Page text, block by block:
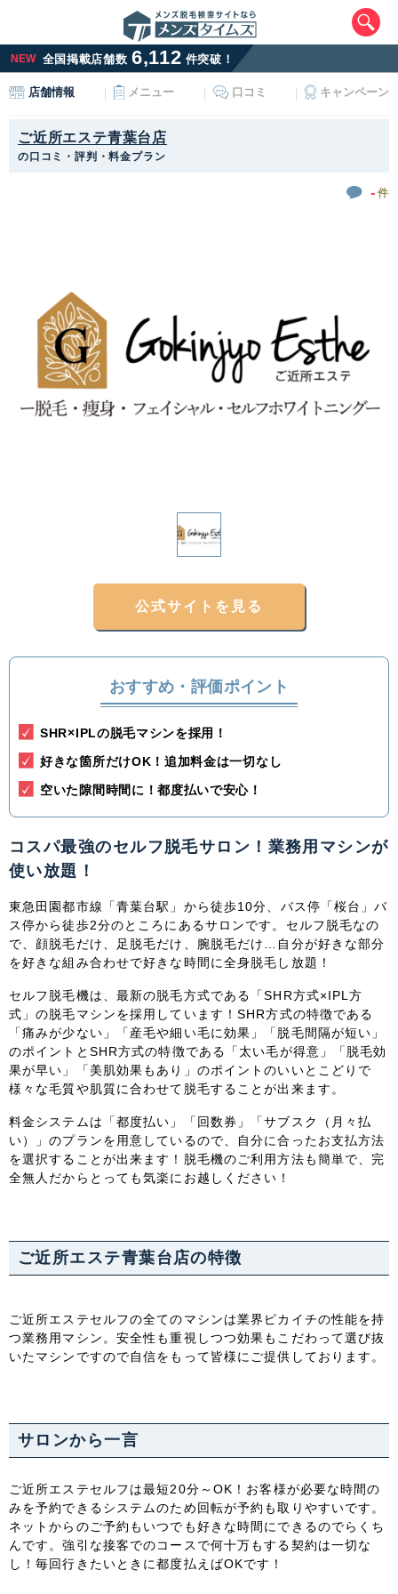
NEW 全国掲載店舗数 6,112 件突破！
店舗情報 メニュー 口コミ キャンペーン
ご近所エステ青葉台店
の口コミ・評判・料金プラン
- 件
公式サイトを見る
おすすめ・評価ポイント
SHR×IPLの脱毛マシンを採用！
好きな箇所だけOK！追加料金は一切なし
空いた隙間時間に！都度払いで安心！
コスパ最強のセルフ脱毛サロン！業務用マシンが
使い放題！
東急田園都市線「青葉台駅」から徒歩10分、バス停「桜台」バ
ス停から徒歩2分のところにあるサロンです。セルフ脱毛なの
で、顔脱毛だけ、足脱毛だけ、腕脱毛だけ…自分が好きな部分
を好きな組み合わせで好きな時間に全身脱毛し放題！
セルフ脱毛機は、最新の脱毛方式である「SHR方式×IPL方
式」の脱毛マシンを採用しています！SHR方式の特徴である
「痛みが少ない」「産毛や細い毛に効果」「脱毛間隔が短い」
のポイントとSHR方式の特徴である「太い毛が得意」「脱毛効
果が早い」「美肌効果もあり」のポイントのいいとこどりで
様々な毛質や肌質に合わせて脱毛することが出来ます。
料金システムは「都度払い」「回数券」「サブスク（月々払
い）」のプランを用意しているので、自分に合ったお支払方法
を選択することが出来ます！脱毛機のご利用方法も簡単で、完
全無人だからとっても気楽にお越しください！
ご近所エステ青葉台店の特徴
ご近所エステセルフの全てのマシンは業界ピカイチの性能を持
つ業務用マシン。安全性も重視しつつ効果もこだわって選び抜
いたマシンですので自信をもって皆様にご提供しております。
サロンから一言
ご近所エステセルフは最短20分～OK！お客様が必要な時間の
みを予約できるシステムのため回転が予約も取りやすいです。
ネットからのご予約もいつでも好きな時間にできるのでらくち
んです。強引な接客でのコースで何十万もする契約は一切な
し！毎回行きたいときに都度払えばOKです！
北海道 青森県 宮城県
秋田県 山形県 福島県
関東
滋賀県
奈良県 三重県 和歌山県
中国・四国
鳥取県
山口県 徳島県 香川県 愛媛県
高知県
九州・沖縄
福岡県 佐賀県 長崎県 熊本県
大分県 宮崎県 鹿児島県 沖縄県